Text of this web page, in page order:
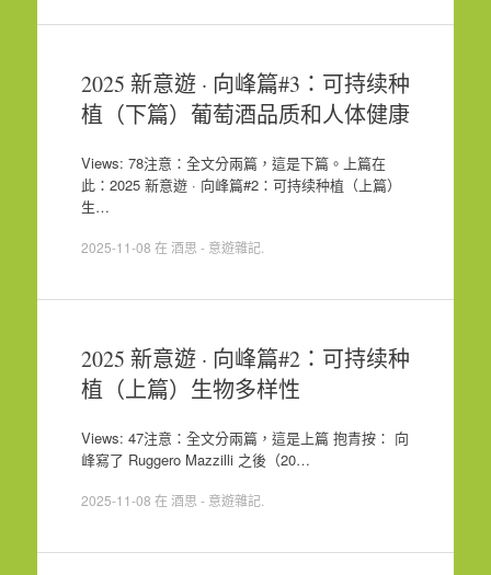
2025 新意遊 · 向峰篇#3：可持续种
植（下篇）葡萄酒品质和人体健康
Views: 78注意：全文分兩篇，這是下篇。上篇在
此：2025 新意遊 · 向峰篇#2：可持续种植（上篇）
生…
2025-11-08 在 酒思 - 意遊雜記.
2025 新意遊 · 向峰篇#2：可持续种
植（上篇）生物多样性
Views: 47注意：全文分兩篇，這是上篇 抱青按： 向
峰寫了 Ruggero Mazzilli 之後（20…
2025-11-08 在 酒思 - 意遊雜記.